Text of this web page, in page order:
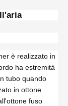
è realizzato in
ha estremità
tubo quando
in ottone
fuso